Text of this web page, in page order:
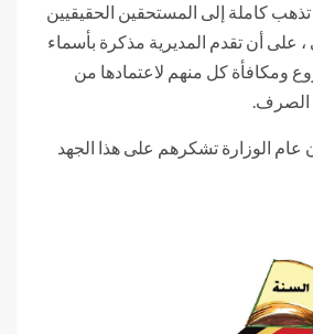
كاملة إلى المستحقين الحقيقيين
، على أن تقدم المديرية مذكرة بأسماء
ومكافأة كل منهم لاعتمادها من
الصرف.
عام الوزارة تشكرهم على هذا الجهد